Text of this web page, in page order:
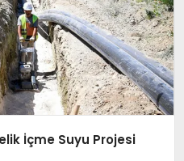
İçme Suyu Projesi